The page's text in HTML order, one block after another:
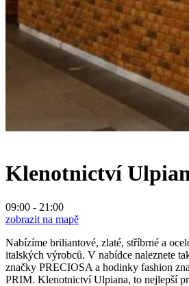
Klenotnictví
09:00 - 21:00
zobrazit na mapě
Nabízíme briliantové, zlaté, stříbrné a
italských výrobců. V nabídce naleznete
značky PRECIOSA a hodinky fashion
PRIM. Klenotnictví Ulpiana, to nejlepší